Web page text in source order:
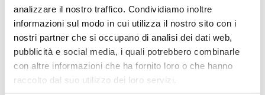
analizzare il nostro traffico. Condividiamo inoltre
informazioni sul modo in cui utilizza il nostro sito con i
nostri partner che si occupano di analisi dei dati web,
pubblicità e social media, i quali potrebbero combinarle
con altre informazioni che ha fornito loro o che hanno
raccolto dal suo utilizzo dei loro servizi.
DALLE AZIENDENotizie sponsorizzate